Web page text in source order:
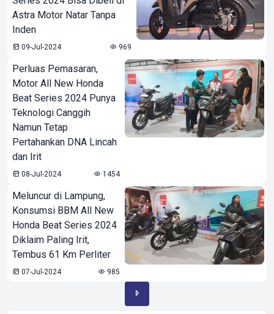
Astra Motor Natar Tanpa
Inden
09-Jul-2024 969
Perluas Pemasaran,
Motor All New Honda
Beat Series 2024 Punya
Teknologi Canggih
Namun Tetap
Pertahankan DNA Lincah
dan Irit
08-Jul-2024 1454
Meluncur di Lampung,
Konsumsi BBM All New
Honda Beat Series 2024
Diklaim Paling Irit,
Tembus 61 Km Perliter
07-Jul-2024 985